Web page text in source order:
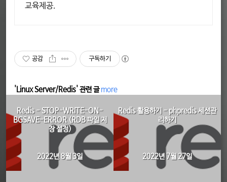
교육제공.
공감 구독하기
'Linux Server/Redis' 관련 글 more
Redis - STOP-WRITE-ON-
BGSAVE-ERROR (RDB 파일 저
장 설정)
2022년 8월 3일
Redis 활용하기 - phpredis 세션관
리하기
2022년 7월 27일